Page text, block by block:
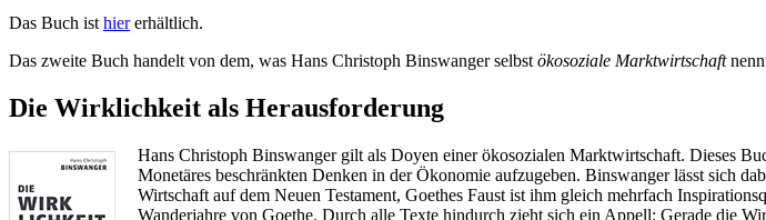
Das Buch ist hiererhältlich.
Das zweite Buch handelt von dem, was Hans Christoph Binswanger selbst ökosoziale Marktwirtschaft
Die Wirklichkeit als Herausforderung
Hans Christoph Binswanger gilt als Doyen einer ökosozialen Marktwirtschaft. Dieses
Monetäres beschränkten Denken in der Ökonomie aufzugeben. Binswanger lässt sich
Wirtschaft auf dem Neuen Testament, Goethes Faust ist ihm gleich mehrfach
Wanderjahre von Goethe. Durch alle Texte hindurch zieht sich ein Appell: Gerade die